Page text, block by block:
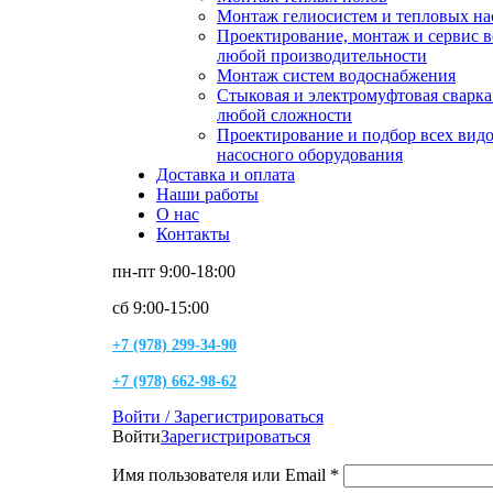
Монтаж гелиосистем и тепловых
Проектирование, монтаж и сервис
любой производительности
Монтаж систем водоснабжения
Стыковая и электромуфтовая
любой сложности
Проектирование и подбор всех
насосного оборудования
Доставка и оплата
Наши работы
О нас
Контакты
пн-пт 9:00-18:00
сб 9:00-15:00
+7 (978) 299-34-90
+7 (978) 662-98-62
Войти / Зарегистрироваться
ВойтиЗарегистрироваться
Имя пользователя или Email *